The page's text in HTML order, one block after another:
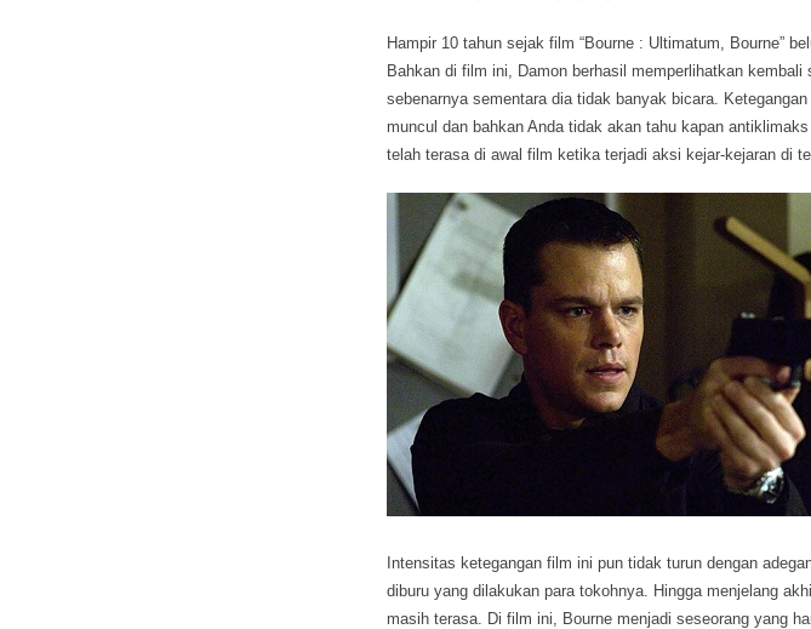
Hampir 10 tahun sejak film “Bourne : Ultimatum, Bourne”
Bahkan di film ini, Damon berhasil memperlihatkan kembali
sebenarnya sementara dia tidak banyak bicara.
muncul dan bahkan Anda tidak akan tahu kapan
telah terasa di awal film ketika terjadi aksi kejar-kejaran di
Intensitas ketegangan film ini pun tidak turun dengan
diburu yang dilakukan para tokohnya. Hingga menjelang
masih terasa. Di film ini, Bourne menjadi seseorang yang